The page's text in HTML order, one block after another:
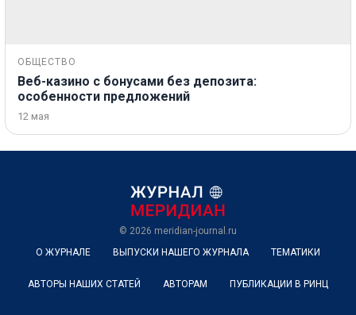
ОБЩЕСТВО
Веб-казино с бонусами без депозита:
особенности предложений
12 мая
© 2026 meridian-journal.ru
О ЖУРНАЛЕ
ВЫПУСКИ НАШЕГО ЖУРНАЛА ТЕМАТИКИ
АВТОРЫ НАШИХ СТАТЕЙ АВТОРАМ ПУБЛИКАЦИИ В РИНЦ